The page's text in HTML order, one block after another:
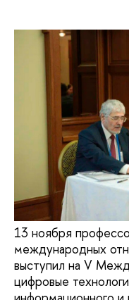
13 ноября
международных
выступил на V
цифровые